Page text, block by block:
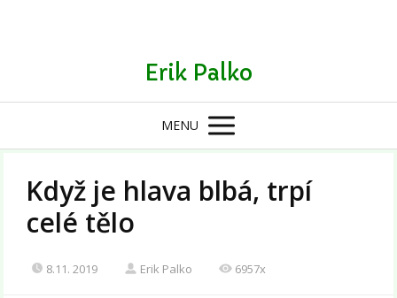
Erik Palko
MENU
Když je hlava blbá, trpí
celé tělo
8.11. 2019 Erik Palko 6957x